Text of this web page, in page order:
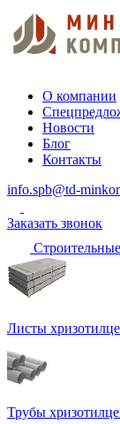
О компании
Новости
Блог
Контакты
info.spb@td-
Заказать звонок
Листы
Трубы